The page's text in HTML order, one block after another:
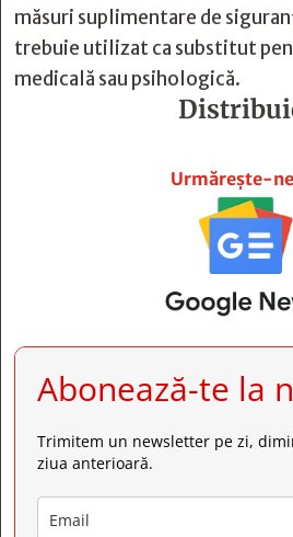
măsuri suplimentare de
trebuie utilizat ca substitut
medicală sau psihologică.
Urmărește-
Abonează-te la
Trimitem un newsletter pe zi,
ziua anterioară.